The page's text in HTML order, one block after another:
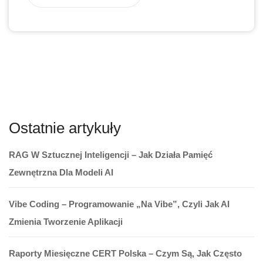
Ostatnie artykuły
RAG W Sztucznej Inteligencji – Jak Działa Pamięć
Zewnętrzna Dla Modeli AI
Vibe Coding – Programowanie „na Vibe”, Czyli Jak AI
Zmienia Tworzenie Aplikacji
Raporty Miesięczne CERT Polska – Czym Są, Jak Często